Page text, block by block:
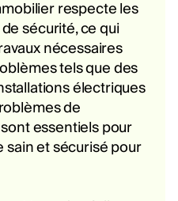
respecte les
sécurité, ce qui
nécessaires
tels que des
électriques
de
essentiels pour
et sécurisé pour